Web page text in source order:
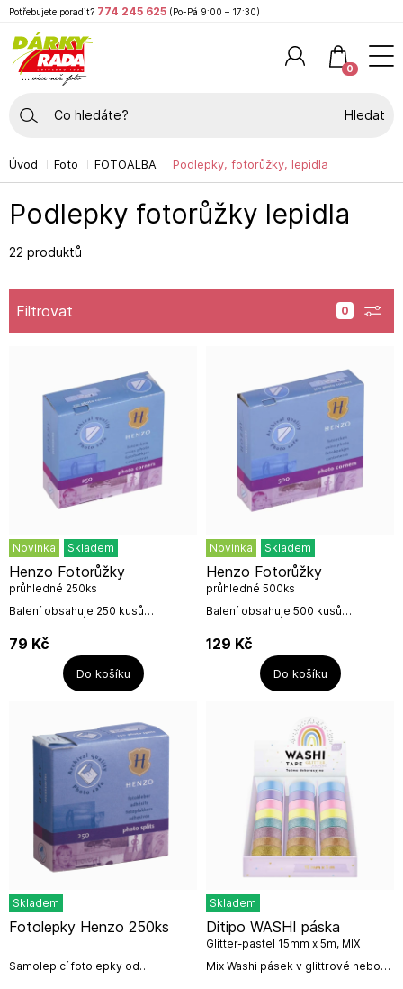
Úvod Foto FOTOALBA Podlepky, fotorůžky, lepidla
Podlepky fotorůžky lepidla
22 produktů
Filtrovat
Novinka Skladem
Balení obsahuje 250 kusů
ideální pro rychlé a snadné
vlepování fotografií do klasických
Henzo Fotorůžky
průhledné 250ks
79 Kč
Do košíku
Novinka Skladem
Balení obsahuje 500 kusů
ideální pro rychlé a snadné
vlepování fotografií do klasických
Henzo Fotorůžky
průhledné 500ks
129 Kč
Do košíku
Skladem
Samolepicí fotolepky od
Fotolepky Henzo 250ks
Skladem
Mix Washi pásek v glittrové nebo
Ditipo WASHI páska
Glitter-pastel 15mm x 5m, MIX
motivů / 1ks
Potřebujete poradit? 774 245 625 (Po-Pá 9:00 – 17:30)
0
Hledat